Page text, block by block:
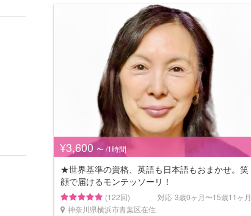
¥3,600 〜 /1時間
★世界基準の資格、英語も日本語もおまかせ。笑
顔で届けるモンテッソーリ！
(122回) 対応 3歳0ヶ月〜15歳11ヶ月
神奈川県横浜市青葉区在住